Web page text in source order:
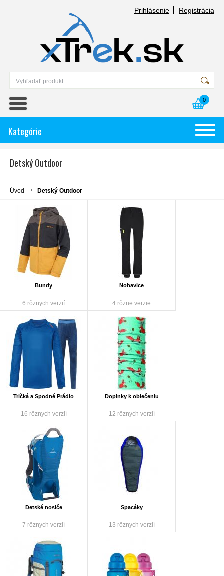
Prihlásenie Registrácia
0
Kategórie
Detský Outdoor
Úvod Detský Outdoor
Bundy
6 rôznych verzií
Nohavice
4 rôzne verzie
Tričká a Spodné Prádlo
16 rôznych verzií
Doplnky k oblečeniu
12 rôznych verzií
Detské nosiče
7 rôznych verzií
Spacáky
13 rôznych verzií